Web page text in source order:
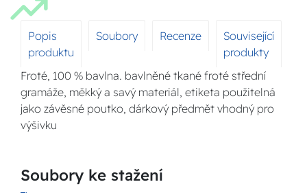
Popis
produktu
Soubory Recenze
Související
produkty
Froté, 100 % bavlna. bavlněné tkané froté střední
gramáže, měkký a savý materiál, etiketa použitelná
jako závěsné poutko, dárkový předmět vhodný pro
výšivku
Soubory ke stažení